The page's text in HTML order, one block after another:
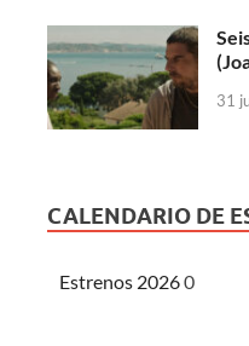
31
CALENDARIO DE
Estrenos 20260